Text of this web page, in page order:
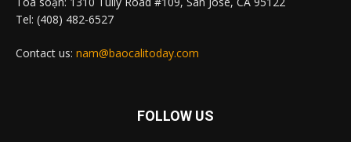
Tel: (408) 482-6527
Contact us: nam@baocalitoday.com
FOLLOW US